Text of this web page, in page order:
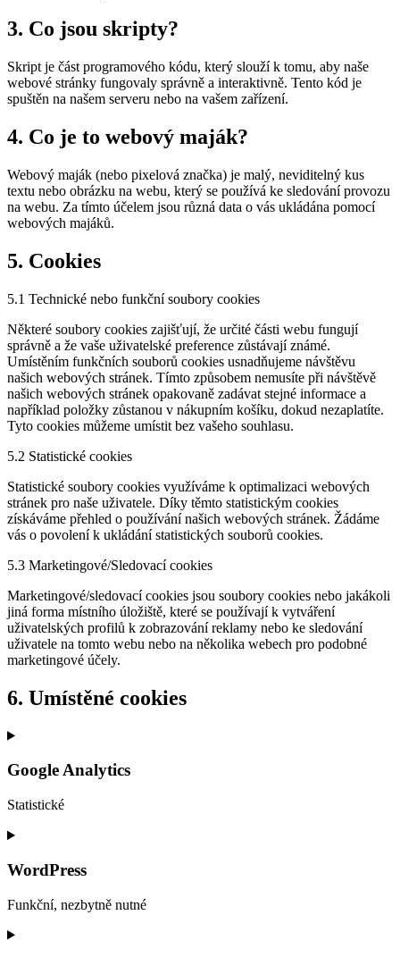
3. Co jsou skripty?
Skript je část programového kódu, který slouží k tomu, aby naše
webové stránky fungovaly správně a interaktivně. Tento kód je
spuštěn na našem serveru nebo na vašem zařízení.
4. Co je to webový maják?
Webový maják (nebo pixelová značka) je malý, neviditelný kus
textu nebo obrázku na webu, který se používá ke sledování provozu
na webu. Za tímto účelem jsou různá data o vás ukládána pomocí
webových majáků.
5. Cookies
5.1 Technické nebo funkční soubory cookies
Některé soubory cookies zajišťují, že určité části webu fungují
správně a že vaše uživatelské preference zůstávají známé.
Umístěním funkčních souborů cookies usnadňujeme návštěvu
našich webových stránek. Tímto způsobem nemusíte při návštěvě
našich webových stránek opakovaně zadávat stejné informace a
například položky zůstanou v nákupním košíku, dokud nezaplatíte.
Tyto cookies můžeme umístit bez vašeho souhlasu.
5.2 Statistické cookies
Statistické soubory cookies využíváme k optimalizaci webových
stránek pro naše uživatele. Díky těmto statistickým cookies
získáváme přehled o používání našich webových stránek. Žádáme
vás o povolení k ukládání statistických souborů cookies.
5.3 Marketingové/Sledovací cookies
Marketingové/sledovací cookies jsou soubory cookies nebo jakákoli
jiná forma místního úložiště, které se používají k vytváření
uživatelských profilů k zobrazování reklamy nebo ke sledování
uživatele na tomto webu nebo na několika webech pro podobné
marketingové účely.
6. Umístěné cookies
Google Analytics
Statistické
Consent
service
analytics
WordPress
Funkční, nezbytně nutné
Consent